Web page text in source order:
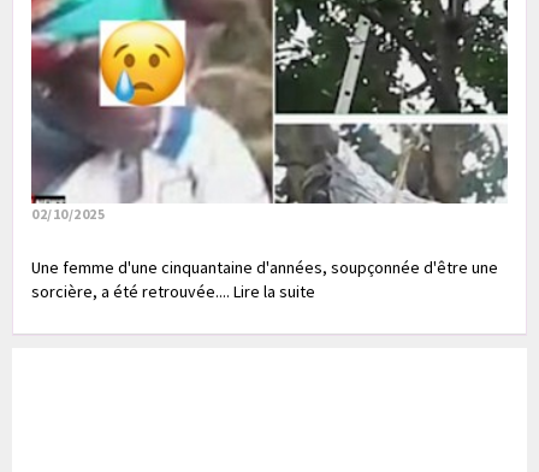
02/10/2025
Une femme d'une cinquantaine d'années, soupçonnée d'être une
sorcière, a été retrouvée.... Lire la suite